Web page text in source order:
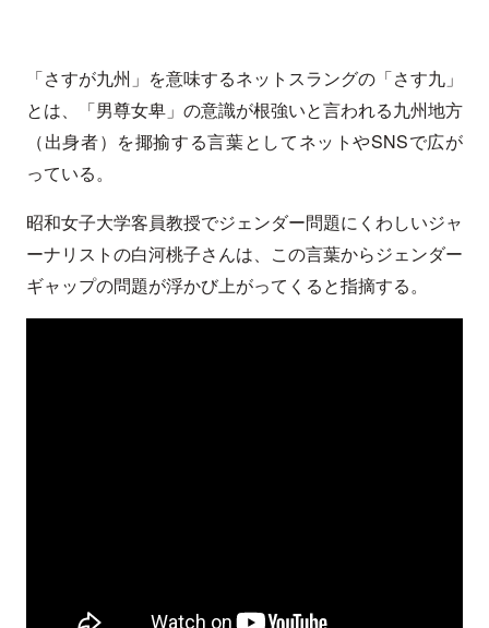
「さすが九州」を意味するネットスラングの「さす九」
とは、「男尊女卑」の意識が根強いと言われる九州地方
（出身者）を揶揄する言葉としてネットやSNSで広が
っている。
昭和女子大学客員教授でジェンダー問題にくわしいジャ
ーナリストの白河桃子さんは、この言葉からジェンダー
ギャップの問題が浮かび上がってくると指摘する。